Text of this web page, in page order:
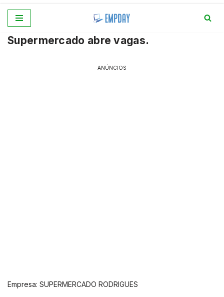
para
Supermercado abre vagas.
ANÚNCIOS
Empresa: SUPERMERCADO RODRIGUES